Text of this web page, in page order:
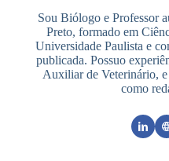
Sou Biólogo e Professor
Preto, formado em
Universidade Paulista e
publicada. Possuo
Auxiliar de Veterinário,
como